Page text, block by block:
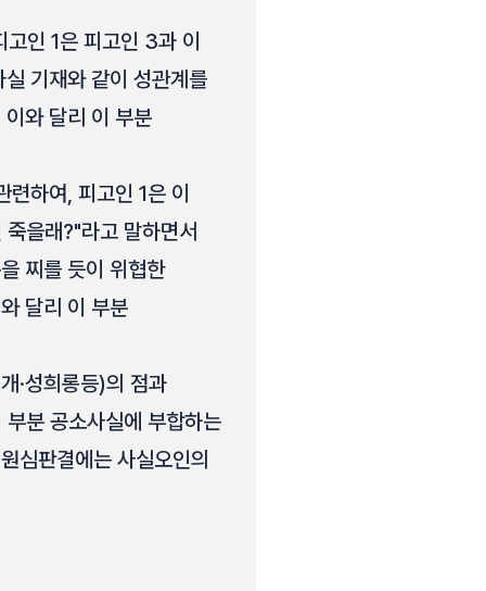
인 1은 피고인 3과 이
기재와 같이 성관계를
와 달리 이 부분
하여, 피고인 1은 이
을래?"라고 말하면서
찌를 듯이 위협한
달리 이 부분
·성희롱등)의 점과
분 공소사실에 부합하는
심판결에는 사실오인의